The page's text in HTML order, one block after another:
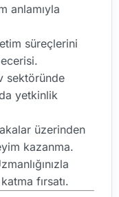
anlamıyla
süreçlerini
sektöründe
yetkinlik
üzerinden
kazanma.
fırsatı.